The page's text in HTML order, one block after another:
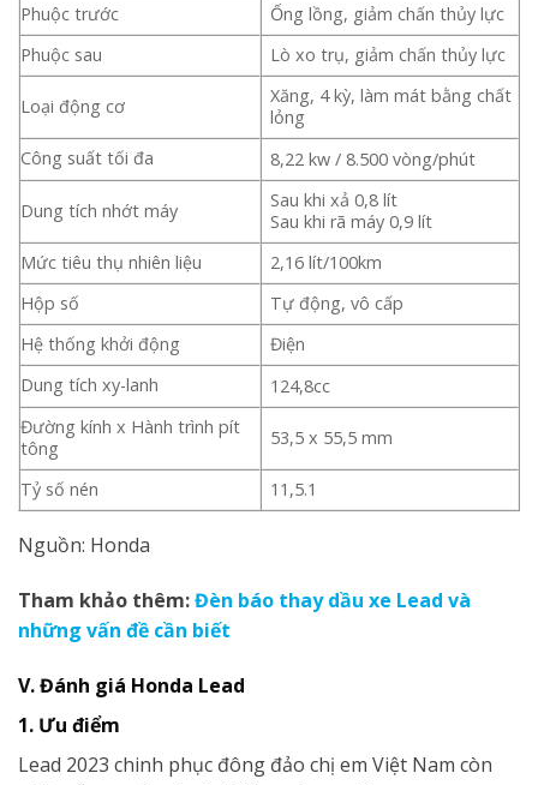
Phuộc trước
Ống lồng, giảm chấn thủy lực
Phuộc sau
Lò xo trụ, giảm chấn thủy lực
Loại động cơ
Xăng, 4 kỳ, làm mát bằng chất
lỏng
Công suất tối đa
8,22 kw / 8.500 vòng/phút
Dung tích nhớt máy
Sau khi xả 0,8 lít
Sau khi rã máy 0,9 lít
Mức tiêu thụ nhiên liệu
2,16 lít/100km
Hộp số
Tự động, vô cấp
Hệ thống khởi động
Điện
Dung tích xy-lanh
124,8cc
Đường kính x Hành trình pít
tông
53,5 x 55,5 mm
Tỷ số nén 11,5.1
Nguồn: Honda
Tham khảo thêm:Đèn báo thay dầu xe Lead và
những vấn đề cần biết
V. Đánh giá Honda Lead
1. Ưu điểm
Lead 2023 chinh phục đông đảo chị em Việt Nam còn